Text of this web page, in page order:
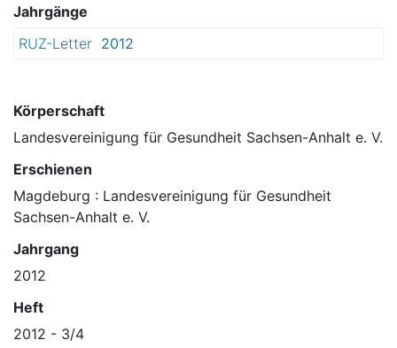
Jahrgänge
RUZ-Letter 2012
Körperschaft
Landesvereinigung für Gesundheit Sachsen-Anhalt e. V.
Erschienen
Magdeburg : Landesvereinigung für Gesundheit
Sachsen-Anhalt e. V.
Jahrgang
2012
Heft
2012 - 3/4